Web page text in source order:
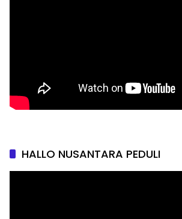
HALLO NUSANTARA PEDULI